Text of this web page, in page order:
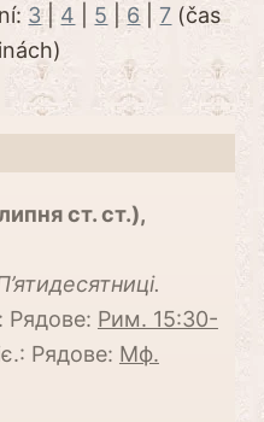
3| 4 5 |6 7 (čas
ст. ст.),
Рядове: Рим. 15:30-
Рядове: Мф.